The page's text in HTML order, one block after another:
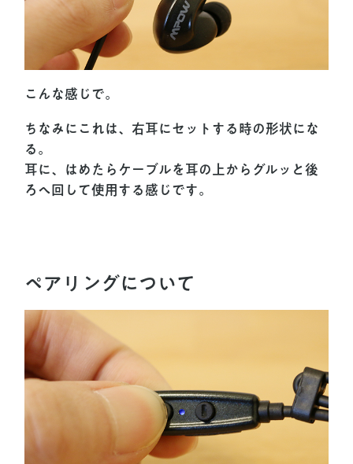
こんな感じで。
ちなみにこれは、右耳にセットする時の形状にな
る。
耳に、はめたらケーブルを耳の上からグルッと後
ろへ回して使用する感じです。
ペアリングについて